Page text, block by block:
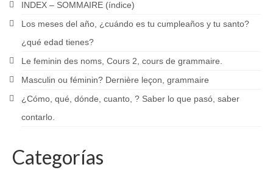
INDEX – SOMMAIRE (índice)
Los meses del año, ¿cuándo es tu cumpleaños y tu santo?
¿qué edad tienes?
Le feminin des noms, Cours 2, cours de grammaire.
Masculin ou féminin? Dernière leçon, grammaire
¿Cómo, qué, dónde, cuanto, ? Saber lo que pasó, saber
contarlo.
Categorías